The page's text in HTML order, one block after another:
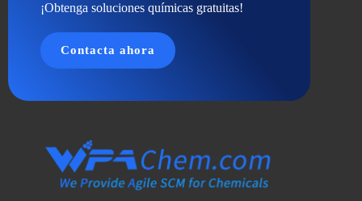
¡Obtenga soluciones químicas gratuitas!
Contacta ahora